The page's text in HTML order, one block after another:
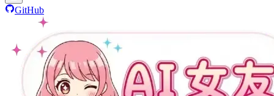
GitHub